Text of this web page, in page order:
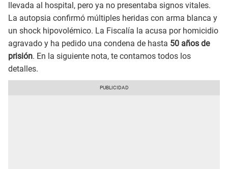
llevada al hospital, pero ya no presentaba signos vitales.
La autopsia confirmó múltiples heridas con arma blanca y
un shock hipovolémico. La Fiscalía la acusa por homicidio
agravado y ha pedido una condena de hasta 50 años de
prisión. En la siguiente nota, te contamos todos los
detalles.